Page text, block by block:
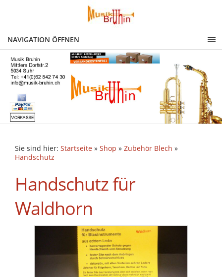
NAVIGATION ÖFFNEN
Sie sind hier: Startseite » Shop » Zubehör Blech »
Handschutz
Handschutz für
Waldhorn